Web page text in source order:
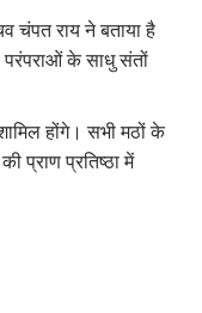
चंपत राय ने बताया है
परंपराओं के साधु संतों
होंगे। सभी मठों के
प्राण प्रतिष्ठा में